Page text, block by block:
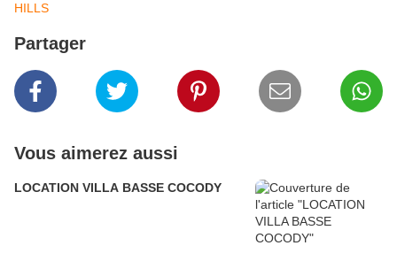
HILLS
Partager
Vous aimerez aussi
LOCATION VILLA BASSE COCODY